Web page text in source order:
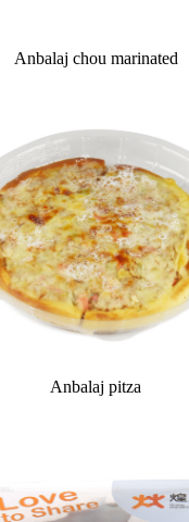
Anbalaj chou marinated
Anbalaj pitza